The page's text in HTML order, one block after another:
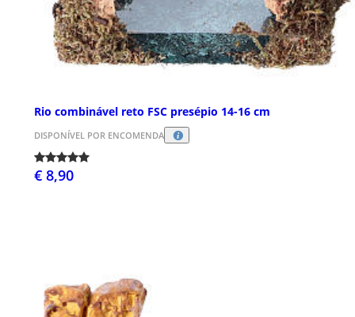
Rio combinável reto FSC presépio 14-16 cm
DISPONÍVEL POR ENCOMENDA
€ 8,90